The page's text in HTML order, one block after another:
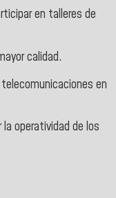
en talleres de
calidad.
en
operatividad de los